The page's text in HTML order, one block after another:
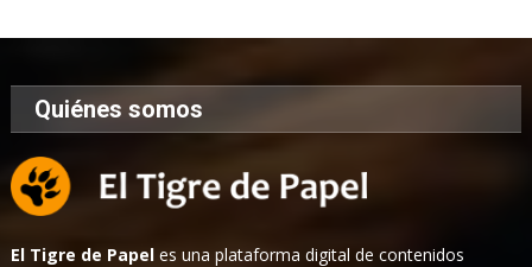
Quiénes somos
El Tigre de Papel es una plataforma digital de contenidos